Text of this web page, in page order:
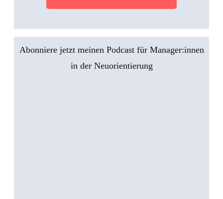
Abonniere jetzt meinen Podcast für Manager:innen
in der Neuorientierung